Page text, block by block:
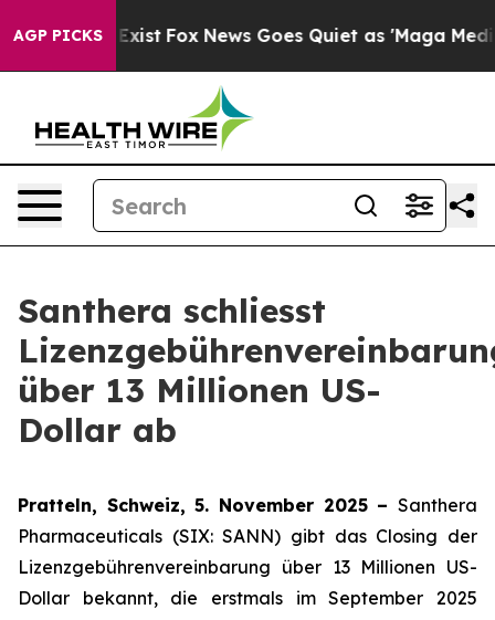
AGP PICKS
They Exist Fox News Goes Quiet as 'Maga Media
Santhera schliesst
über 13 Millionen US-
Dollar ab
Pratteln, Schweiz, 5. November 2025 – Santhera
Pharmaceuticals (SIX: SANN) gibt das Closing der
Lizenzgebührenvereinbarung über 13 Millionen US-
Dollar bekannt, die erstmals im September 2025